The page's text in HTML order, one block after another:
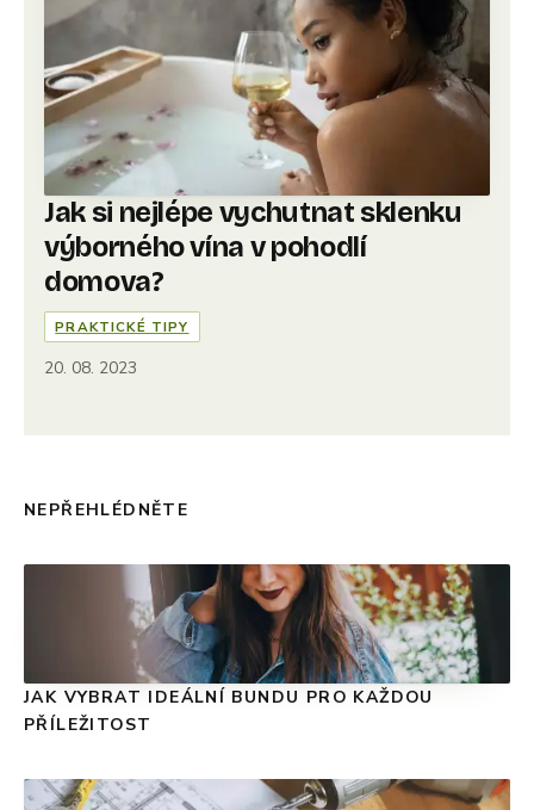
Jak si nejlépe vychutnat sklenku
výborného vína v pohodlí
domova?
PRAKTICKÉ TIPY
20. 08. 2023
NEPŘEHLÉDNĚTE
JAK VYBRAT IDEÁLNÍ BUNDU PRO KAŽDOU
PŘÍLEŽITOST